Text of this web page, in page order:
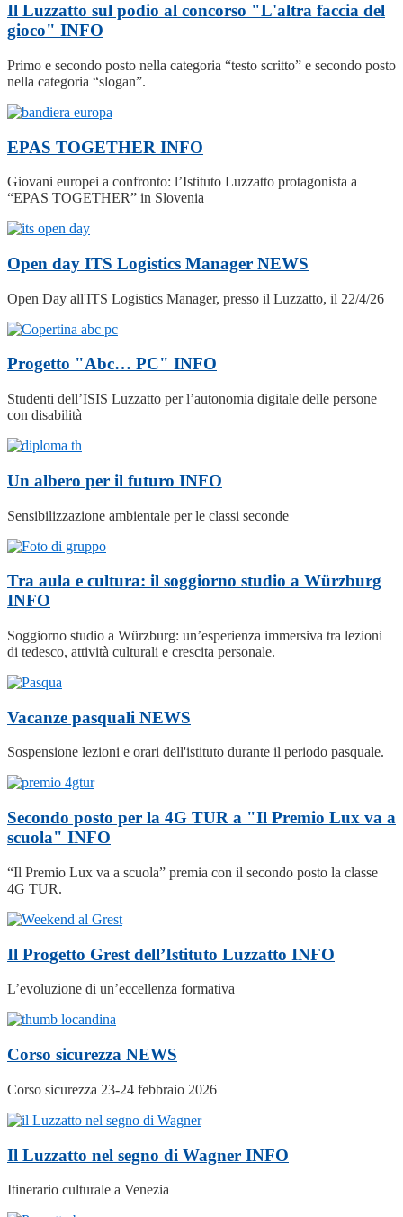
Il Luzzatto sul podio al concorso "L'altra faccia del
gioco" INFO
Primo e secondo posto nella categoria “testo scritto” e secondo posto
nella categoria “slogan”.
EPAS TOGETHER INFO
Giovani europei a confronto: l’Istituto Luzzatto protagonista a
“EPAS TOGETHER” in Slovenia
Open day ITS Logistics Manager NEWS
Open Day all'ITS Logistics Manager, presso il Luzzatto, il 22/4/26
Progetto "Abc… PC" INFO
Studenti dell’ISIS Luzzatto per l’autonomia digitale delle persone
con disabilità
Un albero per il futuro INFO
Sensibilizzazione ambientale per le classi seconde
Tra aula e cultura: il soggiorno studio a Würzburg
INFO
Soggiorno studio a Würzburg: un’esperienza immersiva tra lezioni
di tedesco, attività culturali e crescita personale.
Vacanze pasquali NEWS
Sospensione lezioni e orari dell'istituto durante il periodo pasquale.
Secondo posto per la 4G TUR a "Il Premio Lux va a
scuola" INFO
“Il Premio Lux va a scuola” premia con il secondo posto la classe
4G TUR.
Il Progetto Grest dell’Istituto Luzzatto INFO
L’evoluzione di un’eccellenza formativa
Corso sicurezza NEWS
Corso sicurezza 23-24 febbraio 2026
Il Luzzatto nel segno di Wagner INFO
Itinerario culturale a Venezia